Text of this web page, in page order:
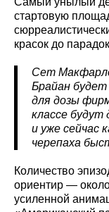
стартовую
красок до
Сет
Брайан
для дозы
классе будут
и уже сейчас
черепаха
Количество
ориентир —
усиленной